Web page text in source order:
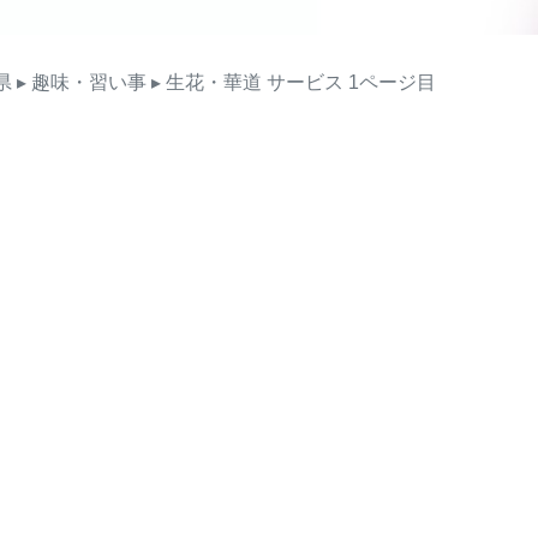
▸ 趣味・習い事 ▸ 生花・華道 サービス 1ページ目